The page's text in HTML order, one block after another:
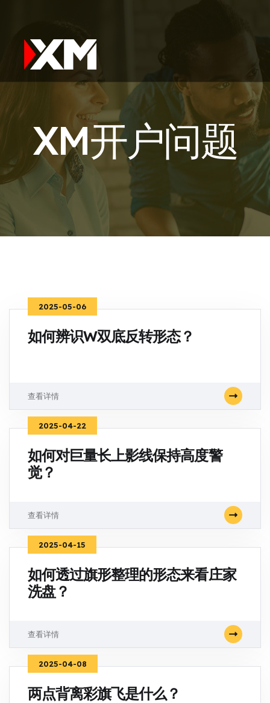
XM开户问题
2025-05-06
如何辨识W双底反转形态？
查看详情
2025-04-22
如何对巨量长上影线保持高度警
觉？
查看详情
2025-04-15
如何透过旗形整理的形态来看庄家
洗盘？
查看详情
2025-04-08
两点背离彩旗飞是什么？